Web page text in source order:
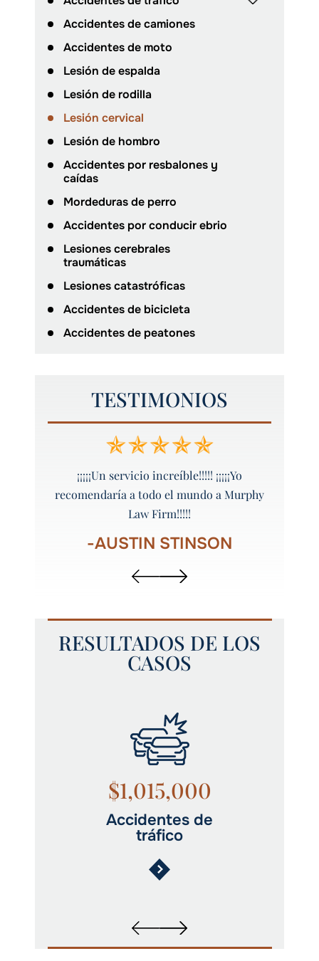
Accidentes de camiones
Accidentes de moto
Lesión de espalda
Lesión de rodilla
Lesión cervical
Lesión de hombro
Accidentes por resbalones y
caídas
Mordeduras de perro
Accidentes por conducir ebrio
Lesiones cerebrales
traumáticas
Lesiones catastróficas
Accidentes de bicicleta
Accidentes de peatones
TESTIMONIOS
¡¡¡¡¡Un servicio increíble!!!!! ¡¡¡¡¡Yo
recomendaría a todo el mundo a Murphy
Law Firm!!!!!
-AUSTIN STINSON
RESULTADOS DE LOS
CASOS
$1,015,000
Accidentes de
tráfico